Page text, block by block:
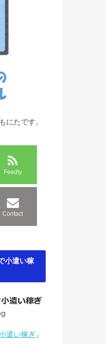
にたです。
Feedly
Contact
小遣い稼
遣い稼ぎ 」